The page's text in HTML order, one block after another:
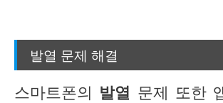
발열 문제 해결
스마트폰의 발열 문제 또한